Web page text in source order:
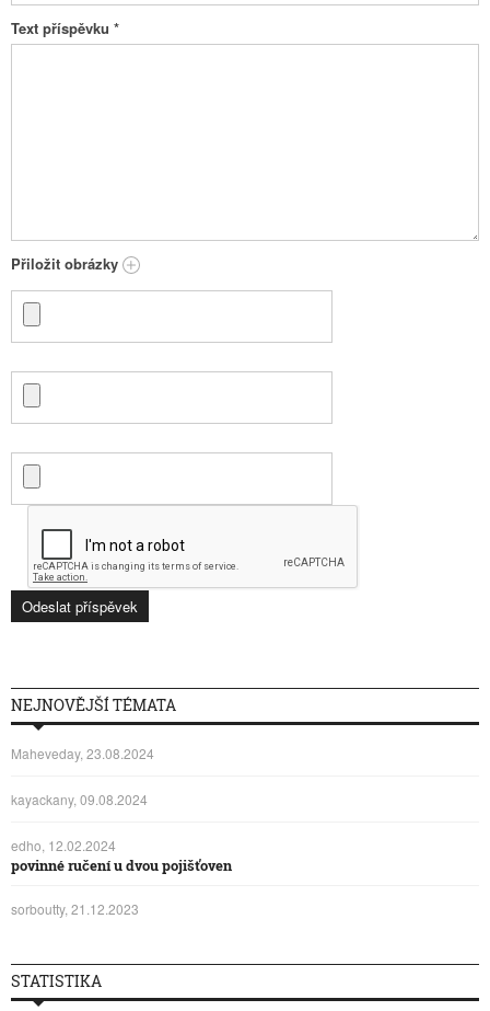
Text příspěvku *
Přiložit obrázky
NEJNOVĚJŠÍ TÉMATA
Maheveday, 23.08.2024
kayackany, 09.08.2024
edho, 12.02.2024
povinné ručení u dvou pojišťoven
sorboutty, 21.12.2023
STATISTIKA